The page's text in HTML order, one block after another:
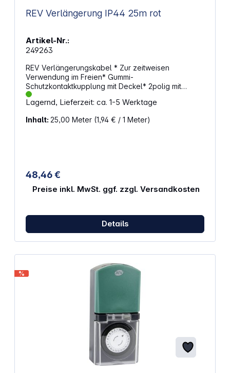
REV Verlängerung IP44 25m rot
Artikel-Nr.:
249263
REV Verlängerungskabel * Zur zeitweisen
Verwendung im Freien* Gummi-
Schutzkontaktkupplung mit Deckel* 2polig mit
Schutzkontakt* Spritzwassergeschützt IP44*
Gummileitung H05RR-F 3G1,5* Technische Daten: 16
Lagernd, Lieferzeit: ca. 1-5 Werktage
Inhalt: 25,00 Meter (1,94 € / 1 Meter)
48,46 €
Preise inkl. MwSt. ggf. zzgl. Versandkosten
Details
%